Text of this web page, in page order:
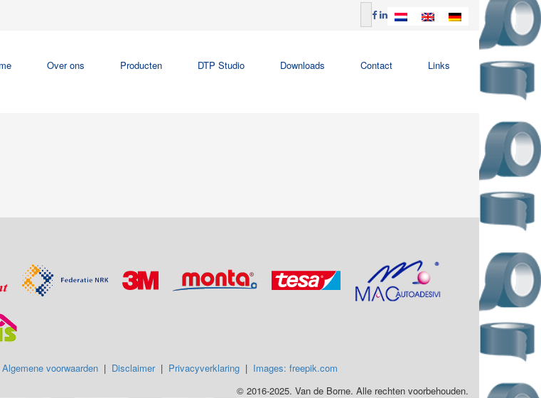
Over ons Producten DTP Studio Downloads Contact Links
Algemene voorwaarden| Disclaimer| Privacyverklaring| Images: freepik.com
© 2016-2025. Van de Borne. Alle rechten voorbehouden.